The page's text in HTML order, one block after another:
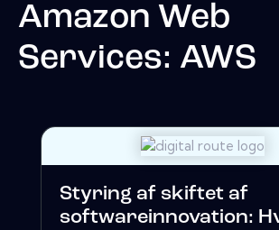
Amazon Web
Services: AWS
Styring af skiftet af
softwareinnovation: